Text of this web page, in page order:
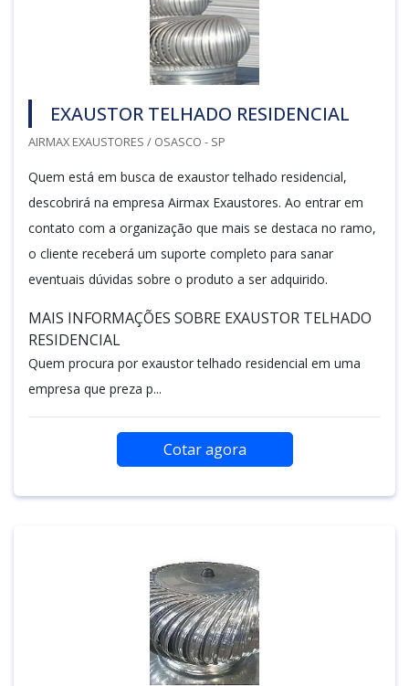
EXAUSTOR TELHADO RESIDENCIAL
AIRMAX EXAUSTORES / OSASCO - SP
Quem está em busca de exaustor telhado residencial,
descobrirá na empresa Airmax Exaustores. Ao entrar em
contato com a organização que mais se destaca no ramo,
o cliente receberá um suporte completo para sanar
eventuais dúvidas sobre o produto a ser adquirido.
MAIS INFORMAÇÕES SOBRE EXAUSTOR TELHADO
RESIDENCIAL
Quem procura por exaustor telhado residencial em uma
empresa que preza p...
Cotar agora